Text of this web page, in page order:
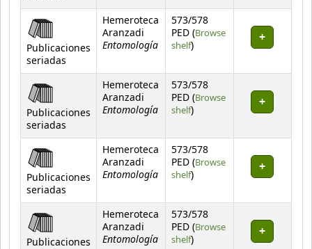
Publicaciones
seriadas
Hemeroteca
Aranzadi
Entomología
573/578
PED (Browse
shelf(Opens below)
)
Publicaciones
seriadas
Hemeroteca
Aranzadi
Entomología
573/578
PED (Browse
shelf(Opens below)
)
Publicaciones
seriadas
Hemeroteca
Aranzadi
Entomología
573/578
PED (Browse
shelf(Opens below)
)
Publicaciones
Hemeroteca
Aranzadi
Entomología
573/578
PED (Browse
shelf(Opens below)
)